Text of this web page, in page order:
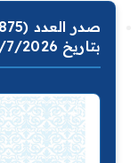
بتاريخ 27/7/2026